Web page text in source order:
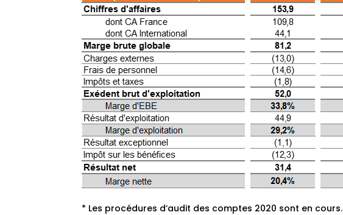
* Les procédures d’audit des comptes 2020 sont en cours.